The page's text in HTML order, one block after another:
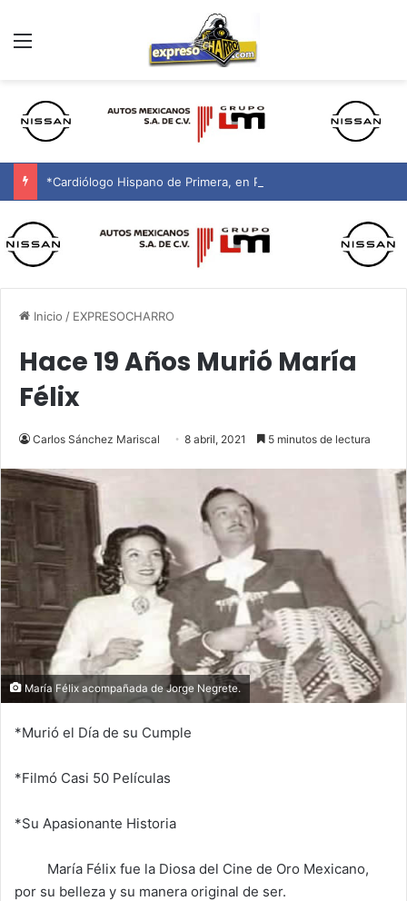
Menú
Inicio / EXPRESOCHARRO
Hace 19 Años Murió María
Félix
Carlos Sánchez Mariscal 8 abril, 2021 5 minutos de lectura
María Félix acompañada de Jorge Negrete.
*Murió el Día de su Cumple
*Filmó Casi 50 Películas
*Su Apasionante Historia
María Félix fue la Diosa del Cine de Oro Mexicano,
por su belleza y su manera original de ser.